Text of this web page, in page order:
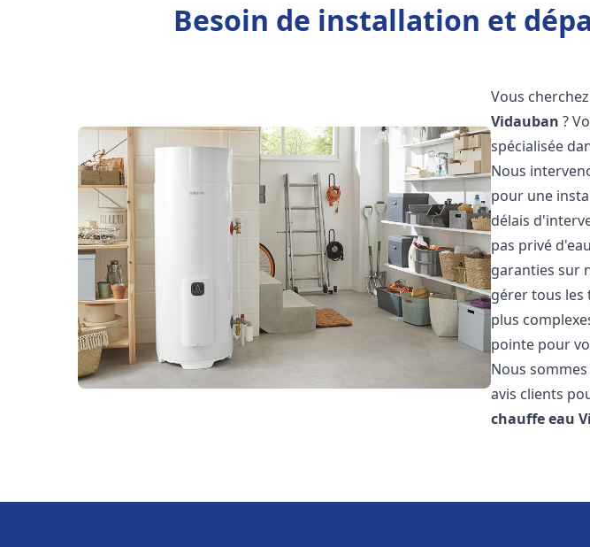
Besoin de installation et
Vous
Vidauban ?
spécialisée
Nous
pour une
délais
pas privé
garanties sur
gérer tous les
plus
pointe pour
Nous
avis clients
chauffe eau